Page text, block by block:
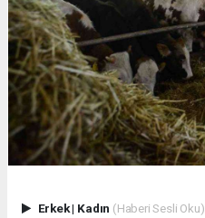
Erkek| Kadın (Haberi Sesli Oku)